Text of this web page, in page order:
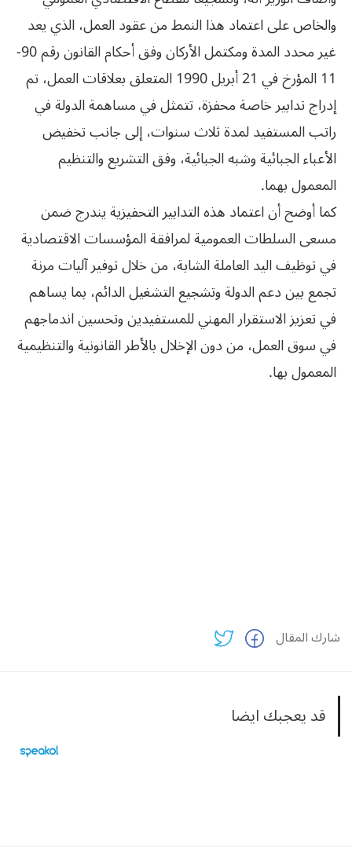
والخاص على اعتماد هذا النمط من عقود العمل، الذي يعد
غير محدد المدة ومكتمل الأركان وفق أحكام القانون رقم 90-
11 المؤرخ في 21 أبريل 1990 المتعلق بعلاقات العمل، تم
إدراج تدابير خاصة محفزة، تتمثل في مساهمة الدولة في
راتب المستفيد لمدة ثلاث سنوات، إلى جانب تخفيض
الأعباء الجبائية وشبه الجبائية، وفق التشريع والتنظيم
المعمول بهما.
كما أوضح أن اعتماد هذه التدابير التحفيزية يندرج ضمن
مسعى السلطات العمومية لمرافقة المؤسسات الاقتصادية
في توظيف اليد العاملة الشابة، من خلال توفير آليات مرنة
تجمع بين دعم الدولة وتشجيع التشغيل الدائم، بما يساهم
في تعزيز الاستقرار المهني للمستفيدين وتحسين اندماجهم
في سوق العمل، من دون الإخلال بالأطر القانونية والتنظيمية
المعمول بها.
شارك المقال
قد يعجبك ايضا